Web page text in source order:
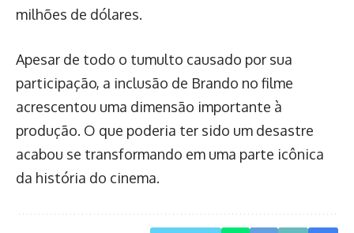
milhões de dólares.
Apesar de todo o tumulto causado por sua
participação, a inclusão de Brando no filme
acrescentou uma dimensão importante à
produção. O que poderia ter sido um desastre
acabou se transformando em uma parte icônica
da história do cinema.